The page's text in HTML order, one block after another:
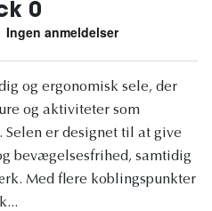
0
og ergonomisk sele, der
og aktiviteter som
er designet til at give
bevægelsesfrihed, samtidig
Med flere koblingspunkter